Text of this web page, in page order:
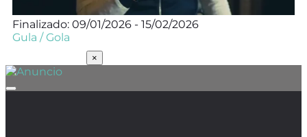
Finalizado: 09/01/2026 - 15/02/2026
Gula / Gola
×